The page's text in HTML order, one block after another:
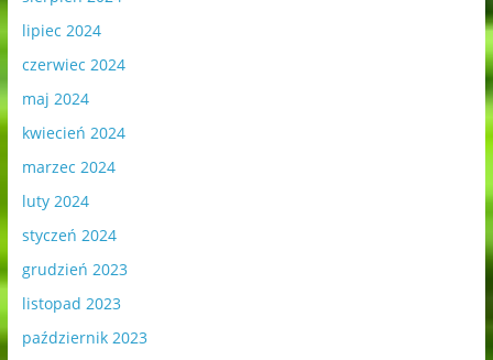
lipiec 2024
czerwiec 2024
maj 2024
kwiecień 2024
marzec 2024
luty 2024
styczeń 2024
grudzień 2023
listopad 2023
październik 2023